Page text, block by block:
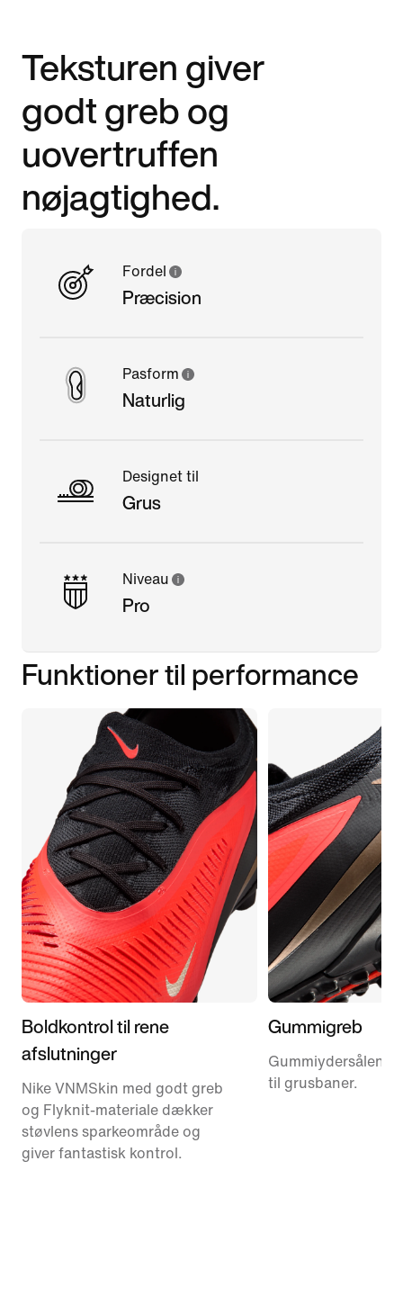
Teksturen giver
godt greb og
uovertruffen
nøjagtighed.
Fordel
Præcision
Pasform
Naturlig
Designet til
Grus
Niveau
Pro
Funktioner til performance
Boldkontrol til rene
afslutninger
Nike VNMSkin med godt greb
og Flyknit-materiale dækker
støvlens sparkeområde og
giver fantastisk kontrol.
Gummigreb
Gummiydersålen
til grusbaner.